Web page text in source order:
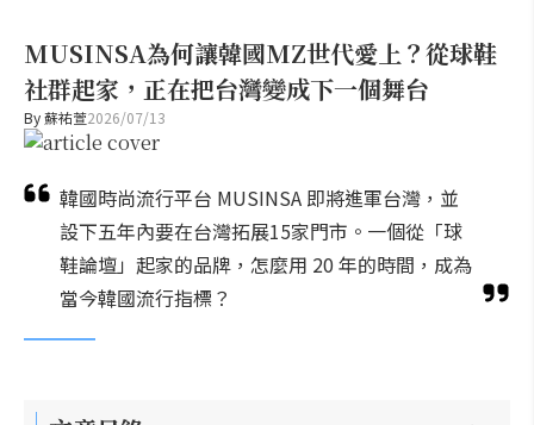
MUSINSA為何讓韓國MZ世代愛上？從球鞋
社群起家，正在把台灣變成下一個舞台
By蘇祐萱2026/07/13
韓國時尚流行平台 MUSINSA 即將進軍台灣，並
設下五年內要在台灣拓展15家門市。一個從「球
鞋論壇」起家的品牌，怎麼用 20 年的時間，成為
當今韓國流行指標？